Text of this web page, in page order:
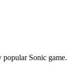
Sonic game.